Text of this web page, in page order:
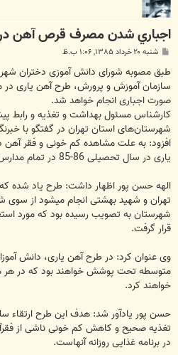
اجباري شدن مصرف قرص آهن
ت
شنبه ۲۰ خرداد ۱۳۸۵, ۱:۰۶ ب.ظ
طبق مصوبه شورای دانش آموزی دختران
سازمان آموزش و پرورش، طرح آهن یاری در
صورت اجباری انجام خواهد شد.
کارشناس مسئول بهداشت و تغذیه و رابط
شهرستان‌ها‌ی استان تهران در گفتگو با
افزود: به علت مشاهده کم خونی و فقر آهن
یاری در سال تحصیلی 86-85 در تمام مدارس این شهرستانها اجرا می‏شود.
الهه حسن پور اظهار داشت: طرح یاد شده که
تهران و شهید بهشتی انجام می‏شود از سوی
شهرستان به تصویب رسیده بود که مورد
قرار گرفت.
وی عنوان کرد: در طرح آهن یاری، دانش
متوسطه تحت پوشش خواهند بود که در
خواهند کرد.
حسن پور یادآور شد: هدف این طرح ارتقاء
تغذیه صحیح و کاهش کم خونی ناشی از
در برنامه غذایی روزانه آنهاست.